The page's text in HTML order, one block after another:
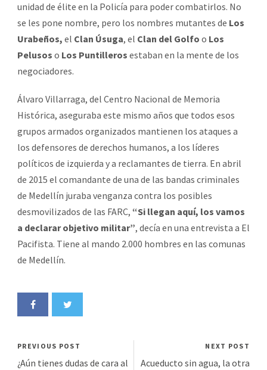
unidad de élite en la Policía para poder combatirlos. No
se les pone nombre, pero los nombres mutantes de Los
Urabeños, el Clan Úsuga, el Clan del Golfo o Los
Pelusos o Los Puntilleros estaban en la mente de los
negociadores.
Álvaro Villarraga, del Centro Nacional de Memoria
Histórica, aseguraba este mismo años que todos esos
grupos armados organizados mantienen los ataques a
los defensores de derechos humanos, a los líderes
políticos de izquierda y a reclamantes de tierra. En abril
de 2015 el comandante de una de las bandas criminales
de Medellín juraba venganza contra los posibles
desmovilizados de las FARC, “Si llegan aquí, los vamos
a declarar objetivo militar”, decía en una entrevista a El
Pacifista. Tiene al mando 2.000 hombres en las comunas
de Medellín.
PREVIOUS POST
¿Aún tienes dudas de cara al
NEXT POST
Acueducto sin agua, la otra